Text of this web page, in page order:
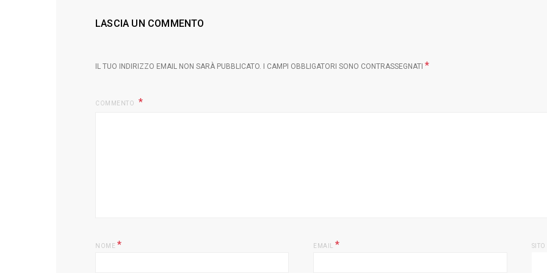
LASCIA UN COMMENTO
IL TUO INDIRIZZO EMAIL NON SARÀ PUBBLICATO. I CAMPI OBBLIGATORI SONO CONTRASSEGNATI *
COMMENTO
NOME * EMAIL *